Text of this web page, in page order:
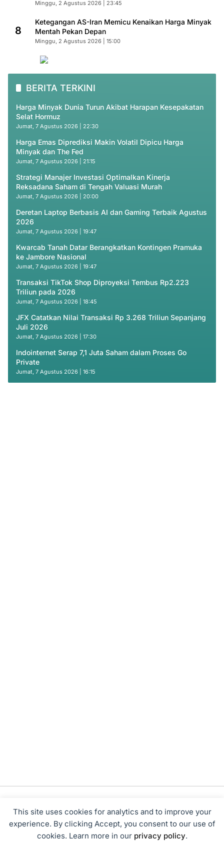
This site uses cookies for analytics and to improve your
experience. By clicking Accept, you consent to our use of
cookies. Learn more in our privacy policy.
Minggu, 2 Agustus 2026 | 23:45
8
Ketegangan AS-Iran Memicu Kenaikan Harga Minyak
Mentah Pekan Depan
Minggu, 2 Agustus 2026 | 15:00
BERITA TERKINI
Harga Minyak Dunia Turun Akibat Harapan Kesepakatan
Selat Hormuz
Jumat, 7 Agustus 2026 | 22:30
Harga Emas Diprediksi Makin Volatil Dipicu Harga
Minyak dan The Fed
Jumat, 7 Agustus 2026 | 21:15
Strategi Manajer Investasi Optimalkan Kinerja
Reksadana Saham di Tengah Valuasi Murah
Jumat, 7 Agustus 2026 | 20:00
Deretan Laptop Berbasis AI dan Gaming Terbaik Agustus
2026
Jumat, 7 Agustus 2026 | 19:47
Kwarcab Tanah Datar Berangkatkan Kontingen Pramuka
ke Jambore Nasional
Jumat, 7 Agustus 2026 | 19:47
Transaksi TikTok Shop Diproyeksi Tembus Rp2.223
Triliun pada 2026
Jumat, 7 Agustus 2026 | 18:45
JFX Catatkan Nilai Transaksi Rp 3.268 Triliun Sepanjang
Juli 2026
Jumat, 7 Agustus 2026 | 17:30
Indointernet Serap 7,1 Juta Saham dalam Proses Go
Private
Jumat, 7 Agustus 2026 | 16:15